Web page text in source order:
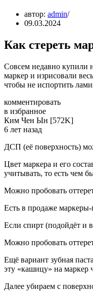
автор: admin
09.03.2024
Как стереть
Совсем недавно
маркер и изрисовали
чтобы не испортить
комментировать
в избранное
Ким Чен Ын [572K]
6 лет назад
ДСП (её поверхность)
Цвет маркера и его
учитывать, то есть чем
Можно пробовать
Есть в продаже
Если спирт (подойдёт и
Можно пробовать
Ещё вариант зубная
эту «кашицу» на маркер
Далее убираем с